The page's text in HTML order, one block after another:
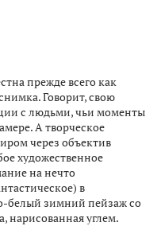
прежде всего как
Говорит, свою
с людьми, чьи моменты
А творческое
через объектив
художественное
на нечто
в
белый зимний пейзаж со
нарисованная углем.